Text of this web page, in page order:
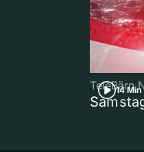
14 Min
TeleBärn